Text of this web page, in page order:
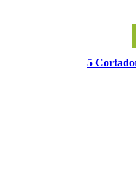
5